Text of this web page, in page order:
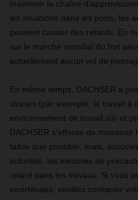
maintenir la chaîne
les situations dans les ports, les
peuvent causer des retards. En
sur le marché mondial du fret
actuellement aucun vol de
En même temps, DACHSER a
strictes (par exemple, le travail à
environnement de travail sûr et
DACHSER s'efforce de maintenir
faible que possible, mais,
autorités, les mesures de
retard dans les travaux. Si vous
incertitudes, veuillez contacter